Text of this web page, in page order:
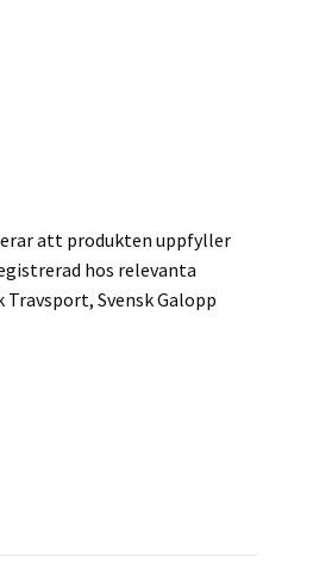
att produkten uppfyller
hos relevanta
Svensk Galopp